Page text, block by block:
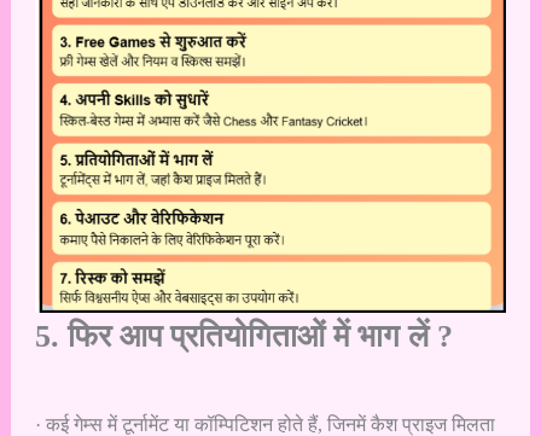
5. फिर आप प्रतियोगिताओं में भाग लें ?
· कई गेम्स में टूर्नामेंट या कॉम्पिटिशन होते हैं, जिनमें कैश प्राइज मिलता